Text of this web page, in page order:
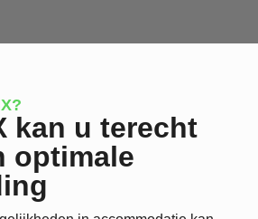
kan u terecht
optimale